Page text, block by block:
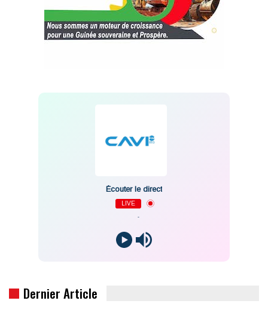
Écouter le direct
LIVE
Dernier Article